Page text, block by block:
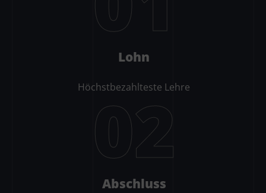
Lohn
Höchstbezahlteste Lehre
02
Abschluss